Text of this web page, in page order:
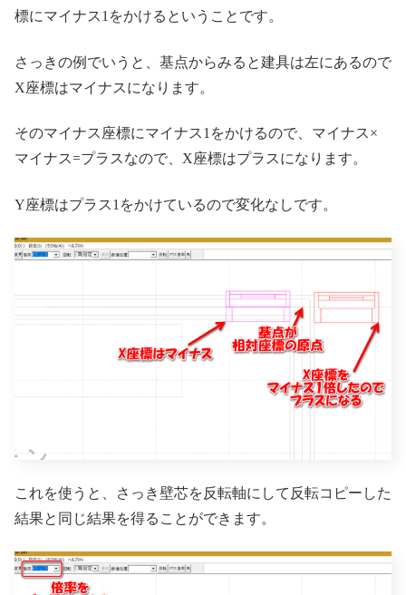
標にマイナス1をかけるということです。
さっきの例でいうと、基点からみると建具は左にあるので
X座標はマイナスになります。
そのマイナス座標にマイナス1をかけるので、マイナス×
マイナス=プラスなので、X座標はプラスになります。
Y座標はプラス1をかけているので変化なしです。
これを使うと、さっき壁芯を反転軸にして反転コピーした
結果と同じ結果を得ることができます。